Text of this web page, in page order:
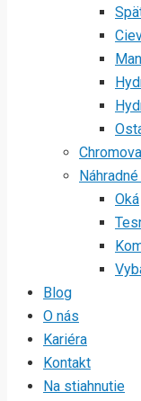
Oká
Blog
O nás
Kariéra
Kontakt
Na stiahnutie